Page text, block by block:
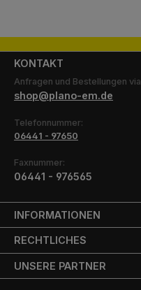
KONTAKT
Anfragen und Bestellungen via
shop@plano-em.de
Telefonnummer:
06441 - 97650
Faxnummer:
06441 - 976565
INFORMATIONEN
RECHTLICHES
UNSERE PARTNER